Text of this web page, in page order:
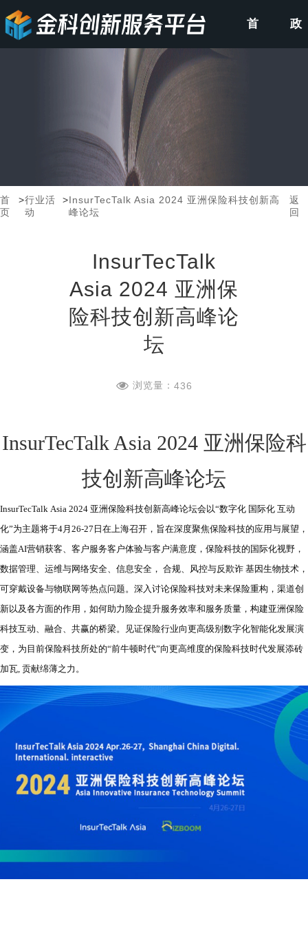
首 政
首
页
>行业活
动
>InsurTecTalk Asia 2024 亚洲保险科技创新高
峰论坛
返
回
InsurTecTalk
Asia 2024 亚洲保
险科技创新高峰论
坛
浏览量： 436
InsurTecTalk Asia 2024 亚洲保险科
技创新高峰论坛
InsurTecTalk Asia 2024 亚洲保险科技创新高峰论坛会以“数字化 国际化 互动
化”为主题将于4月26-27日在上海召开，旨在深度聚焦保险科技的应用与展望，
涵盖AI营销获客、客户服务客户体验与客户满意度，保险科技的国际化视野，
数据管理、运维与网络安全、信息安全， 合规、风控与反欺诈 基因生物技术，
可穿戴设备与物联网等热点问题。深入讨论保险科技对未来保险重构，渠道创
新以及各方面的作用，如何助力险企提升服务效率和服务质量，构建亚洲保险
科技互动、融合、共赢的桥梁。见证保险行业向更高级别数字化智能化发展演
变，为目前保险科技所处的“前牛顿时代”向更高维度的保险科技时代发展添砖
加瓦, 贡献绵薄之力。